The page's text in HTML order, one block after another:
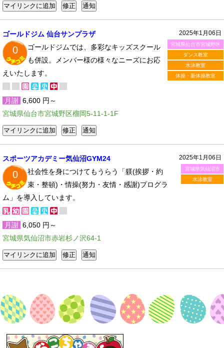
2025年1月06日
宮城県仙台市宮城野区
ダンス教室
水泳教室
体操・新体操教室
ゴールドジム 仙台サンプラザ
0
ゴールドジムでは、多彩なキッズスクール
も併設。メンバー様の様々なニーズにお応
えいたします。
月謝 6,600 円～
宮城県仙台市宮城野区榴岡5-11-1-1F
2025年1月06日
宮城県気仙沼市
水泳教室
スポーツアカデミー気仙沼GYM24
0
社会性を身につけてもうらう「躾(挨拶・約
束・整頓)・情操(努力・友情・感謝)プログラ
ム」を導入しています。
月謝 6,050 円～
宮城県気仙沼市赤岩杉ノ沢64-1